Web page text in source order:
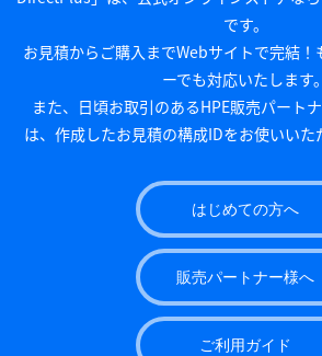
です。
お見積からご購入までWebサイトで完結！
ーでも対応いたします。
また、日頃お取引のあるHPE販売パート
は、作成したお見積の構成IDをお使いいた
はじめての方へ
販売パートナー様へ
ご利用ガイド